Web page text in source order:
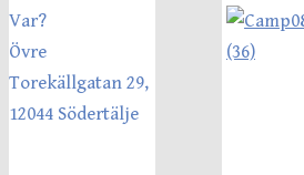
Var?
Övre
Torekällgatan 29,
12044 Södertälje